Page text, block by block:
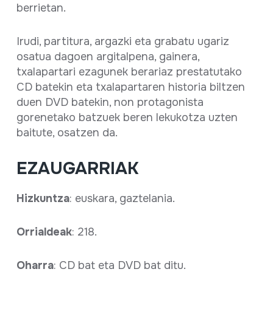
berrietan.
Irudi, partitura, argazki eta grabatu ugariz
osatua dagoen argitalpena, gainera,
txalapartari ezagunek berariaz prestatutako
CD batekin eta txalapartaren historia biltzen
duen DVD batekin, non protagonista
gorenetako batzuek beren lekukotza uzten
baitute, osatzen da.
EZAUGARRIAK
Hizkuntza: euskara, gaztelania.
Orrialdeak: 218.
Oharra: CD bat eta DVD bat ditu.